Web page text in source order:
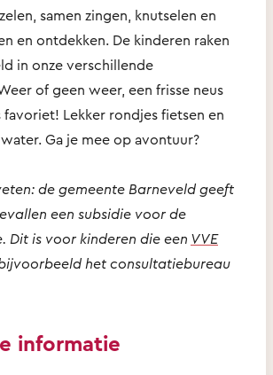
samen zingen, knutselen en
en ontdekken. De kinderen raken
in onze verschillende
of geen weer, een frisse neus
favoriet! Lekker rondjes fietsen en
Ga je mee op avontuur?
de gemeente Barneveld geeft
een subsidie voor de
Dit is voor kinderen die een VVE
het consultatiebureau
informatie